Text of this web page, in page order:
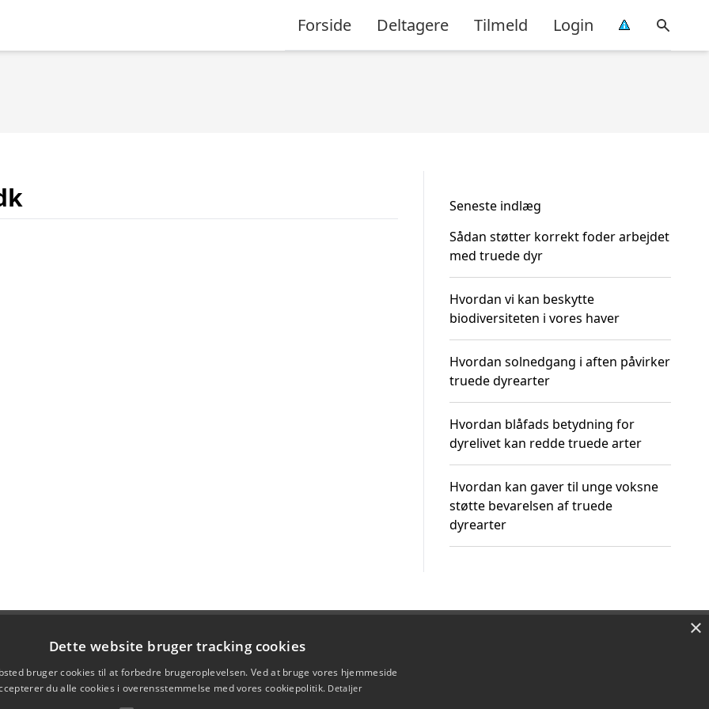
Forside Deltagere Tilmeld Login
Seneste indlæg
Sådan støtter korrekt foder arbejdet
med truede dyr
Hvordan vi kan beskytte
biodiversiteten i vores haver
Hvordan solnedgang i aften påvirker
truede dyrearter
Hvordan blåfads betydning for
dyrelivet kan redde truede arter
Hvordan kan gaver til unge voksne
støtte bevarelsen af truede
dyrearter
×
Dette website bruger tracking cookies
bruger cookies til at forbedre brugeroplevelsen. Ved at bruge vores hjemmeside
du alle cookies i overensstemmelse med vores cookiepolitik. Detaljer